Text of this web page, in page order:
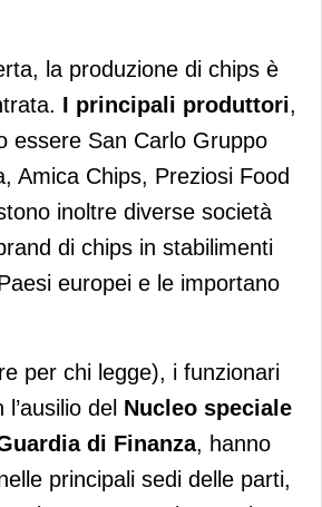
la produzione di chips è
I principali produttori,
essere San Carlo Gruppo
Amica Chips, Preziosi Food
inoltre diverse società
di chips in stabilimenti
europei e le importano
per chi legge), i funzionari
del Nucleo speciale
di Finanza, hanno
principali sedi delle parti,